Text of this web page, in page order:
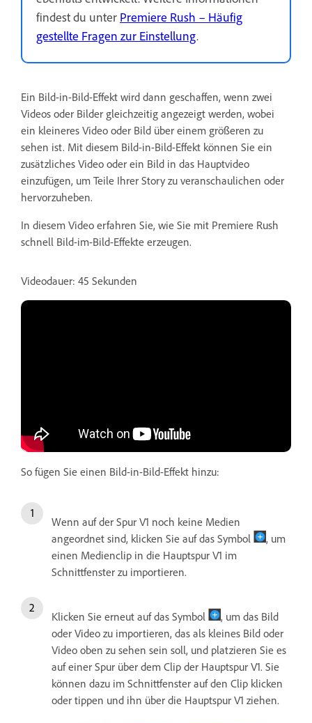
findest du unter Premiere Rush – Häufig
gestellte Fragen zur Einstellung.
Ein Bild-in-Bild-Effekt wird dann geschaffen, wenn zwei
Videos oder Bilder gleichzeitig angezeigt werden, wobei
ein kleineres Video oder Bild über einem größeren zu
sehen ist. Mit diesem Bild-in-Bild-Effekt können Sie ein
zusätzliches Video oder ein Bild in das Hauptvideo
einzufügen, um Teile Ihrer Story zu veranschaulichen oder
hervorzuheben.
In diesem Video erfahren Sie, wie Sie mit Premiere Rush
schnell Bild-im-Bild-Effekte erzeugen.
Videodauer: 45 Sekunden
So fügen Sie einen Bild-in-Bild-Effekt hinzu:
Wenn auf der Spur V1 noch keine Medien
angeordnet sind, klicken Sie auf das Symbol
, um
einen Medienclip in die Hauptspur V1 im
Schnittfenster zu importieren.
Klicken Sie erneut auf das Symbol
, um das Bild
oder Video zu importieren, das als kleines Bild oder
Video oben zu sehen sein soll, und platzieren Sie es
auf einer Spur über dem Clip der Hauptspur V1. Sie
können dazu im Schnittfenster auf den Clip klicken
oder tippen und ihn über die Hauptspur V1 ziehen.